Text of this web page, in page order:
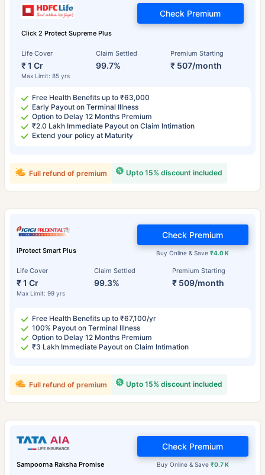
Click 2 Protect Supreme Plus
Life Cover
₹ 1 Cr
Max Limit: 85 yrs
Claim Settled
99.7%
Premium Starting
₹ 507/month
Check Premium
Free Health Benefits up to ₹63,000
Early Payout on Terminal Illness
Option to Delay 12 Months Premium
₹2.0 Lakh Immediate Payout on Claim Intimation
Extend your policy at Maturity
Upto 15% discount included
Full refund of premium
iProtect Smart Plus
Life Cover
₹ 1 Cr
Max Limit: 99 yrs
Claim Settled
99.3%
Premium Starting
₹ 509/month
Buy Online & Save₹4.0 K
Check Premium
Free Health Benefits up to ₹67,100/yr
100% Payout on Terminal Illness
Option to Delay 12 Months Premium
₹3 Lakh Immediate Payout on Claim Intimation
Upto 15% discount included
Full refund of premium
Sampoorna Raksha Promise Buy Online & Save ₹0.7 K
Check Premium